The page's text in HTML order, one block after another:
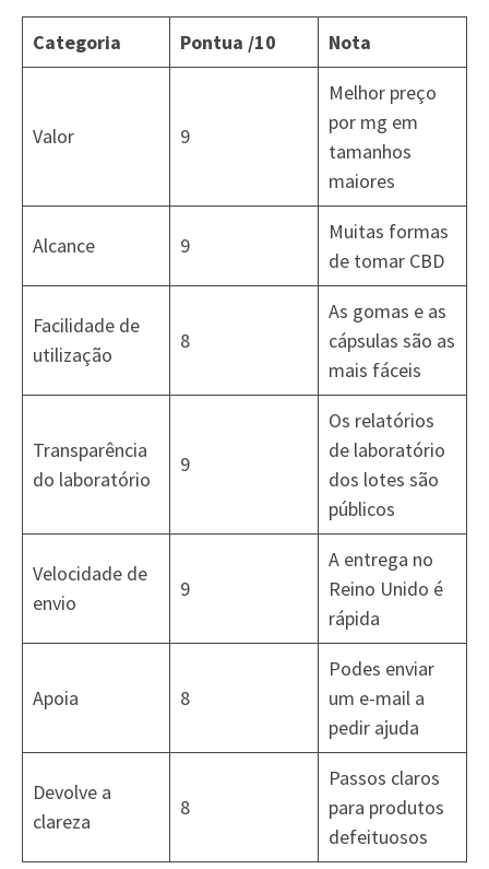
Categoria Pontua /10 Nota
Valor 9
Melhor preço
por mg em
tamanhos
maiores
Alcance 9
Muitas formas
de tomar CBD
Facilidade de
utilização
8
As gomas e as
cápsulas são as
mais fáceis
Transparência
do laboratório
9
Os relatórios
de laboratório
dos lotes são
públicos
Velocidade de
envio
9
A entrega no
Reino Unido é
rápida
Apoia 8
Podes enviar
um e-mail a
pedir ajuda
Devolve a
clareza
8
Passos claros
para produtos
defeituosos